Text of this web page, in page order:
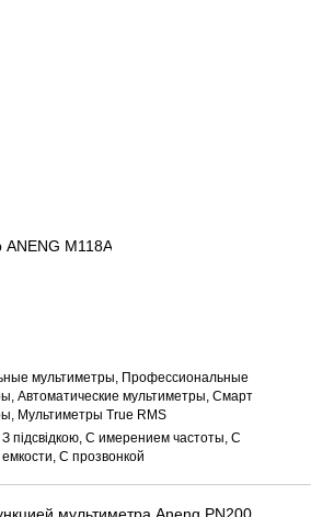
M118A
мультиметры, Профессиональные
Автоматические мультиметры, Смарт
Мультиметры True RMS
підсвідкою, С имерением частоты, С
С прозвонкой